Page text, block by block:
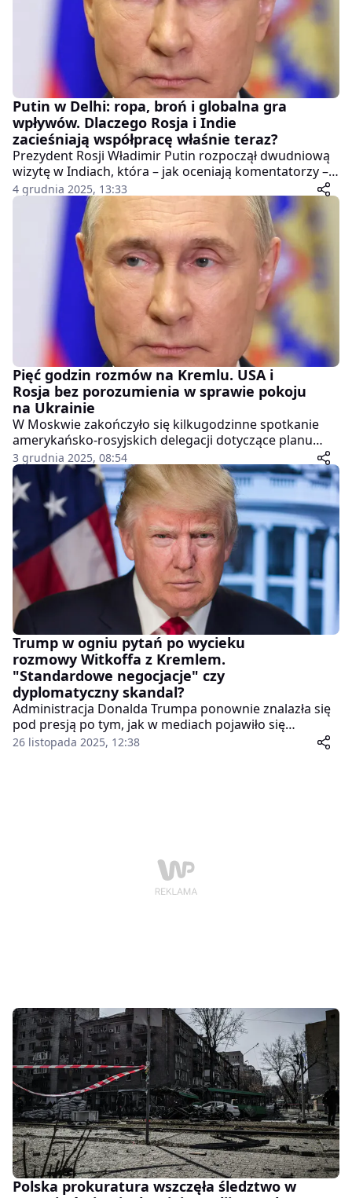
Putin w Delhi: ropa, broń i globalna gra
wpływów. Dlaczego Rosja i Indie
zacieśniają współpracę właśnie teraz?
Prezydent Rosji Władimir Putin rozpoczął dwudniową
wizytę w Indiach, która – jak oceniają komentatorzy –
może znacząco wpłynąć na geopolityczny układ sił. W
New Delhi spotka się z premierem Narendrą Modim, a
oba kraje mają podpisać pakiet nowych umów
gospodarczych i obronnych. Wizyta odbywa się w
szczególnym momencie: USA naciskają na Indie w
sprawie ograniczenia zakupu rosyjskiej ropy, a
administracja prezydenta Donalda Trumpa prowadzi
intensywne rozmowy z Moskwą i Kijowem na temat
zakończenia wojny w Ukrainie.Dlaczego ten szczyt jest
tak ważny – i dla Putina, i dla Modiego?
4 grudnia 2025, 13:33
Pięć godzin rozmów na Kremlu. USA i
Rosja bez porozumienia w sprawie pokoju
na Ukrainie
W Moskwie zakończyło się kilkugodzinne spotkanie
amerykańsko-rosyjskich delegacji dotyczące planu
pokojowego dla Ukrainy. Choć obie strony określiły
rozmowy jako "konstruktywne", Kreml potwierdził, że
kompromisu nie osiągnięto.
3 grudnia 2025, 08:54
Trump w ogniu pytań po wycieku
rozmowy Witkoffa z Kremlem.
"Standardowe negocjacje" czy
dyplomatyczny skandal?
Administracja Donalda Trumpa ponownie znalazła się
pod presją po tym, jak w mediach pojawiło się
nagranie rozmowy jego specjalnego wysłannika,
26 listopada 2025, 12:38
Polska prokuratura wszczęła śledztwo w